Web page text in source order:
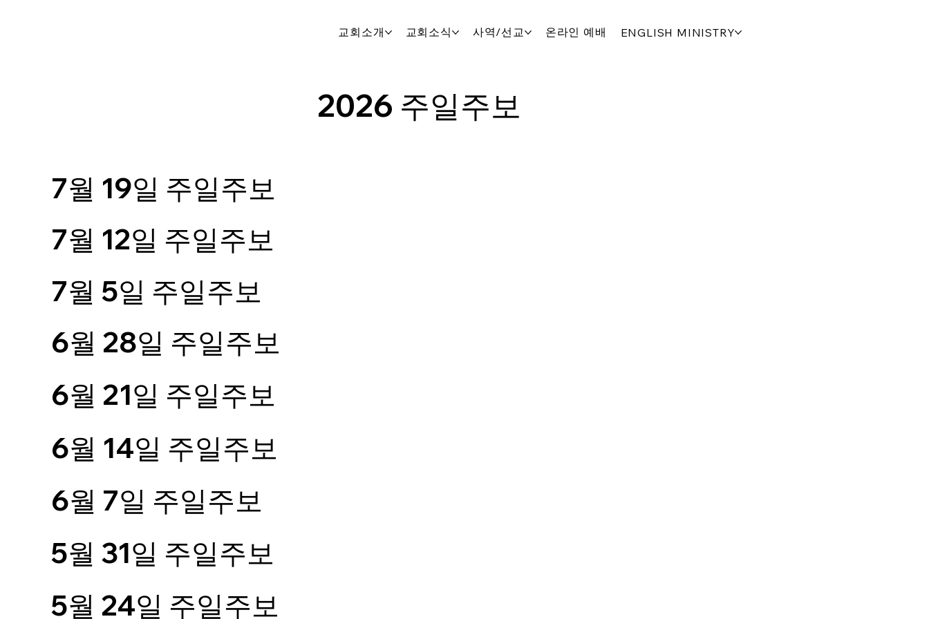
교회소개 교회소식 사역/선교 온라인 예배 ENGLISH MINISTRY
2026 주일주보
7월 19일 주일주보
7월 12일 주일주보
7월 5일 주일주보
6월 28일 주일주보
6월 21일 주일주보
6월 14일 주일주보
6월 7일 주일주보
5월 31일 주일주보
5월 24일 주일주보